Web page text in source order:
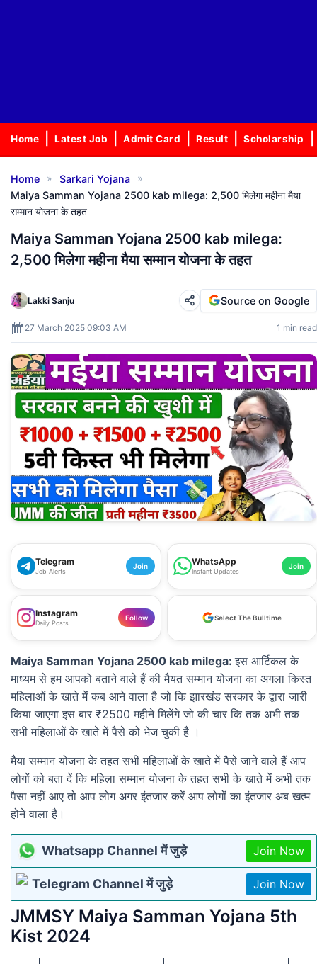
Home Latest Job Admit Card Result Scholarship
Home » Sarkari Yojana
»
Maiya Samman Yojana 2500 kab milega: 2,500 मिलेगा महीना मैया
सम्मान योजना के तहत
Maiya Samman Yojana 2500 kab milega:
2,500 मिलेगा महीना मैया सम्मान योजना के तहत
Lakki Sanju
27 March 2025 09:03 AM 1 min read
Source on Google
Telegram
Job Alerts
Join WhatsApp
Instant Updates
Join
Instagram
Daily Posts
Follow Select The Bulltime
Maiya Samman Yojana 2500 kab milega:इस आर्टिकल के
माध्यम से हम आपको बताने वाले हैं की मैयत सम्मान योजना का अगला किस्त
महिलाओं के खाते में कब आने वाला है जो कि झारखंड सरकार के द्वारा जारी
किया जाएगा इस बार ₹2500 महीने मिलेंगे जो की चार कि तक अभी तक
सभी महिलाओं के खाते में पैसे को भेज चुकी है ।
मैया सम्मान योजना के तहत सभी महिलाओं के खाते में पैसे जाने वाले हैं आप
लोगों को बता दें कि महिला सम्मान योजना के तहत सभी के खाते में अभी तक
पैसा नहीं आए तो आप लोग अगर इंतजार करें आप लोगों का इंतजार अब खत्म
होने वाला है।
Whatsapp Channel में जुड़े Join Now
Telegram Channel में जुड़े Join Now
JMMSY Maiya Samman Yojana 5th
Kist 2024